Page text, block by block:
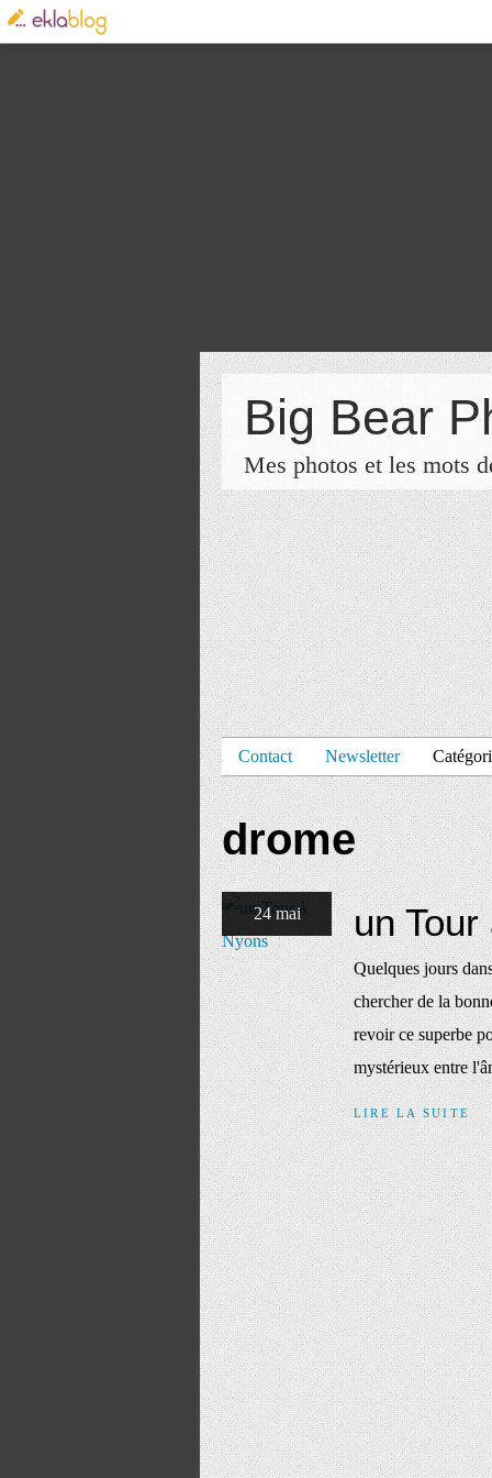
Big Bear
Mes photos et les mots
Contact Newsletter
drome
24 mai un
Quelques jours
chercher de la
revoir ce superbe
mystérieux entre
LIRE LA SUITE